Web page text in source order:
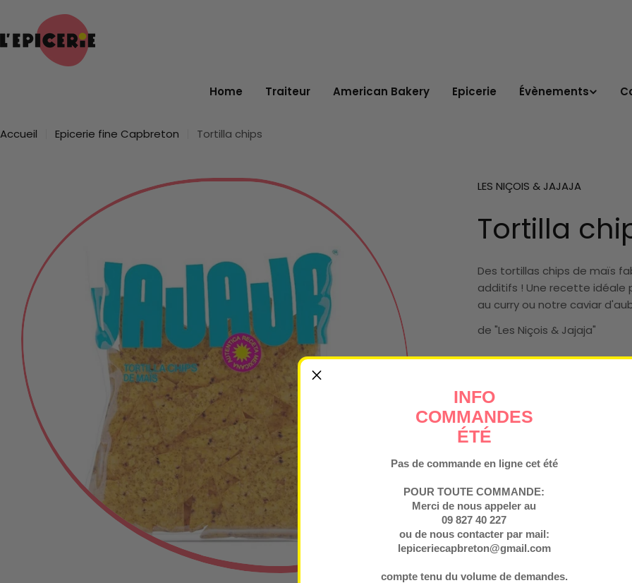
contenu
Home Traiteur American Bakery Epicerie Évènements
Accueil Epicerie fine Capbreton Tortilla chips
informations
produit
Ouvrir le média 0 en mode modal
LES NIÇOIS & JAJAJA
Tortilla
Des tortillas chips de maïs
additifs ! Une recette idéale
au curry ou notre caviar
de "Les Niçois & Jajaja"
Prix
régulier
€2,90
Taxe incluse.
Conservation
Quantité
Diminuer LaAugmenter
Ingredients
INFO
COMMANDES
ÉTÉ
Pas de commande en ligne cet été
POUR TOUTE COMMANDE:
Merci de nous appeler au
09 827 40 227
ou de nous contacter par mail:
lepiceriecapbreton@gmail.com
compte tenu du volume de demandes.